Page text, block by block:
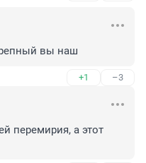
вы наш
+1 –3
перемирия, а этот